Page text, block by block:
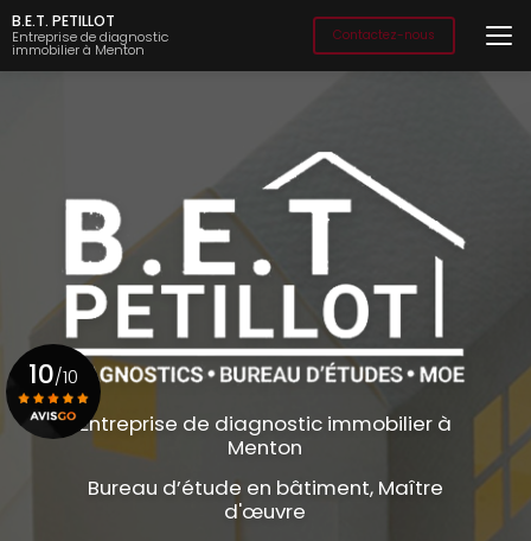
Aller
au
contenu
principal
B.E.T. PETILLOT
Entreprise de diagnostic
immobilier à Menton
Contactez-nous
Entreprise de diagnostic immobilier à
Menton
Bureau d’étude en bâtiment, Maître
d'œuvre
10/10
Voir le certificat